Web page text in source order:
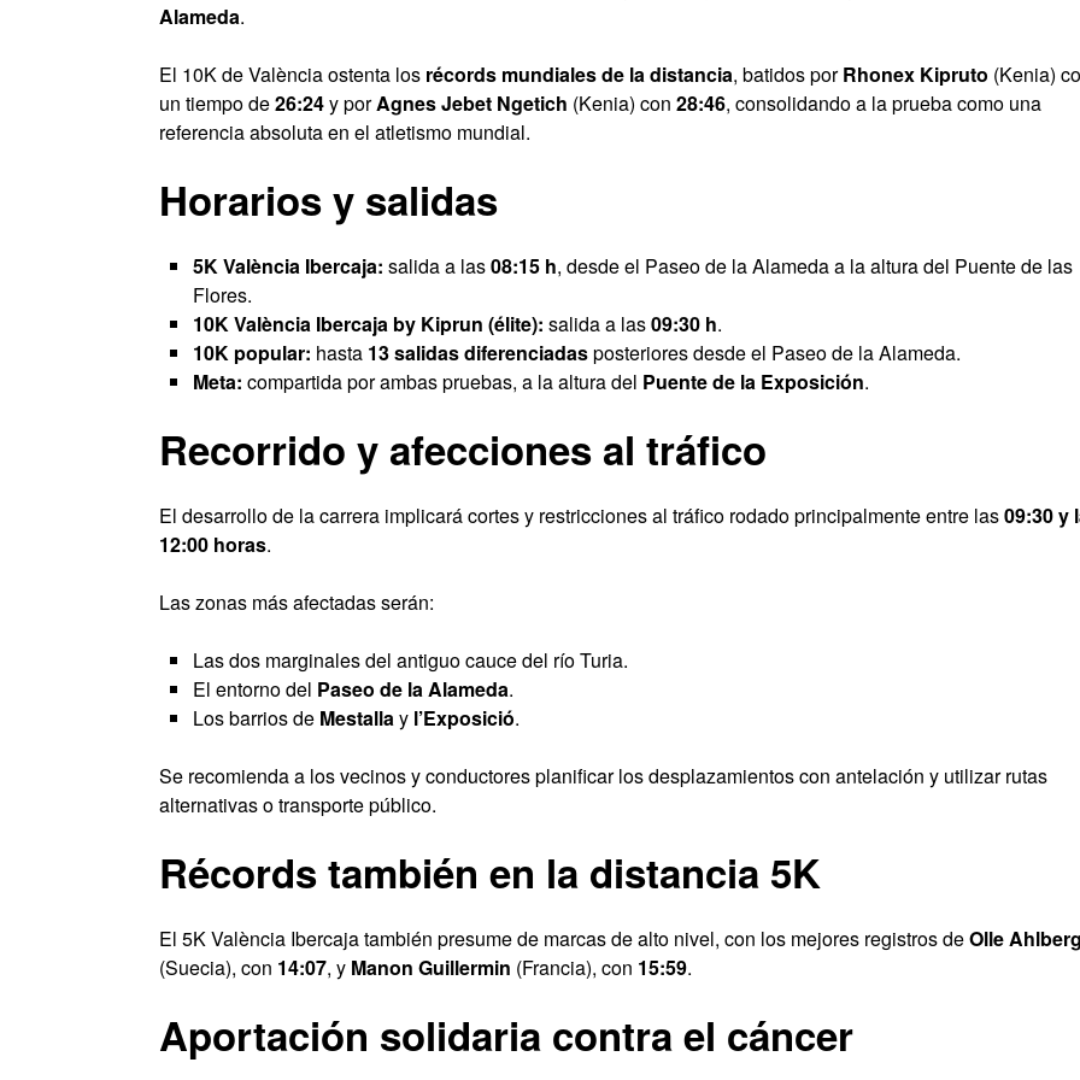
Alameda.
El 10K de València ostenta los récords mundiales de la distancia, batidos porRhonex Kipruto (Kenia)
un tiempo de26:24y porAgnes Jebet Ngetich (Kenia) con 28:46, consolidando a la prueba como una
referencia absoluta en el atletismo mundial.
Horarios y salidas
5K València Ibercaja: salida a las08:15 h, desde el Paseo de la Alameda a la altura del Puente de las
Flores.
10K València Ibercaja by Kiprun (élite): salida a las09:30 h.
10K popular: hasta 13 salidas diferenciadasposteriores desde el Paseo de la Alameda.
Meta: compartida por ambas pruebas, a la altura del Puente de la Exposición.
Recorrido y afecciones al tráfico
El desarrollo de la carrera implicará cortes y restricciones al tráfico rodado principalmente entre las09:30 y
12:00 horas.
Las zonas más afectadas serán:
Las dos marginales del antiguo cauce del río Turia.
El entorno del Paseo de la Alameda.
Los barrios de Mestallay l’Exposició.
Se recomienda a los vecinos y conductores planificar los desplazamientos con antelación y utilizar rutas
alternativas o transporte público.
Récords también en la distancia 5K
El 5K València Ibercaja también presume de marcas de alto nivel, con los mejores registros deOlle Ahlberg
(Suecia), con 14:07, y Manon Guillermin (Francia), con 15:59.
Aportación solidaria contra el cáncer